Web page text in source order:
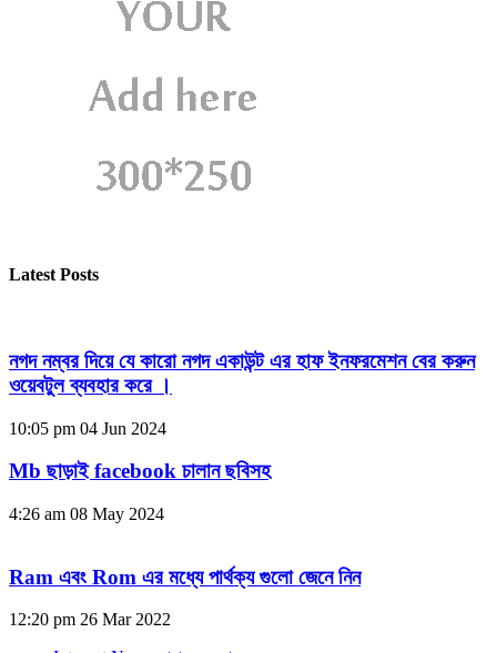
Latest Posts
নগদ নম্বর দিয়ে যে কারো নগদ একাউন্ট এর হাফ ইনফরমেশন বের করুন
ওয়েবটুল ব্যবহার করে ।
10:05 pm 04 Jun 2024
Mb ছাড়াই facebook চালান ছবিসহ
4:26 am 08 May 2024
Ram এবং Rom এর মধ্যে পার্থক্য গুলো জেনে নিন
12:20 pm 26 Mar 2022